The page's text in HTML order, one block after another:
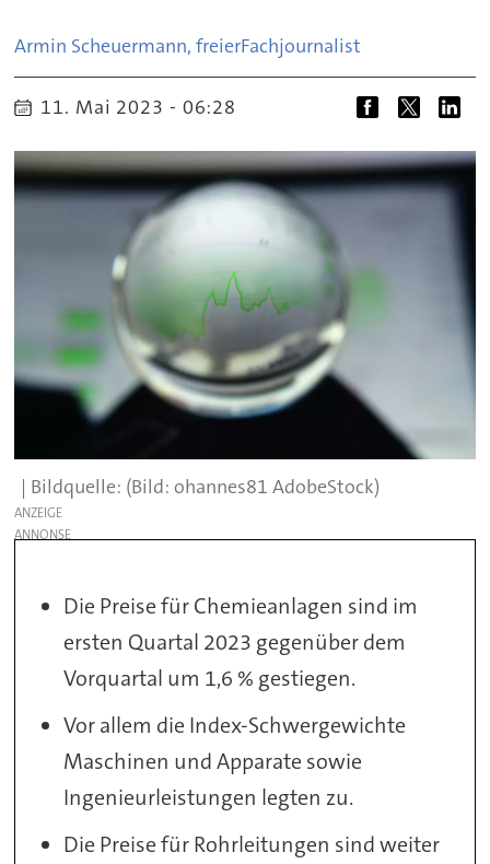
Armin Scheuermann, freierFachjournalist
11. Mai 2023 - 06:28
(Bild: ohannes81 AdobeStock)
ANZEIGE
Die Preise für Chemieanlagen sind im
ersten Quartal 2023 gegenüber dem
Vorquartal um 1,6 % gestiegen.
Vor allem die Index-Schwergewichte
Maschinen und Apparate sowie
Ingenieurleistungen legten zu.
Die Preise für Rohrleitungen sind weiter